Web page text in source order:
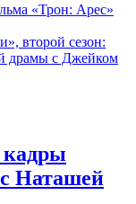
«Трон: Арес»
второй сезон:
драмы с Джейком
кадры
Наташей